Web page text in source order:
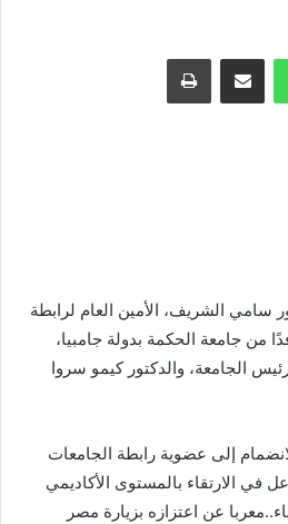
واتساب مشاركة عبر البريد طباعة
سامي الشريف، الأمين العام لرابطة
من جامعة الحكمة بدولة جامبيا،
الجامعة، والدكتور كيمو سروا
إلى عضوية رابطة الجامعات
في الارتقاء بالمستوى الأكاديمي
عن اعتزازه بزيارة مصر